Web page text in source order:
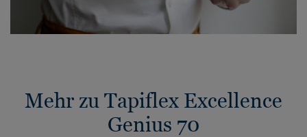
Mehr zu Tapiflex Excellence
Genius 70